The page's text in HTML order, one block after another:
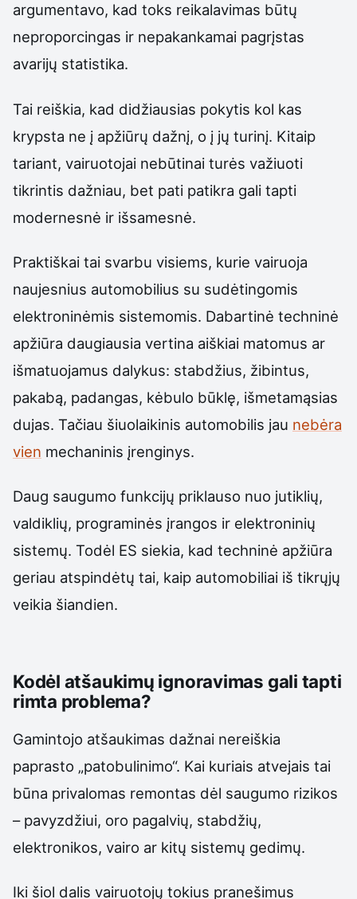
argumentavo, kad toks reikalavimas būtų
neproporcingas ir nepakankamai pagrįstas
avarijų statistika.
Tai reiškia, kad didžiausias pokytis kol kas
krypsta ne į apžiūrų dažnį, o į jų turinį. Kitaip
tariant, vairuotojai nebūtinai turės važiuoti
tikrintis dažniau, bet pati patikra gali tapti
modernesnė ir išsamesnė.
Praktiškai tai svarbu visiems, kurie vairuoja
naujesnius automobilius su sudėtingomis
elektroninėmis sistemomis. Dabartinė techninė
apžiūra daugiausia vertina aiškiai matomus ar
išmatuojamus dalykus: stabdžius, žibintus,
pakabą, padangas, kėbulo būklę, išmetamąsias
dujas. Tačiau šiuolaikinis automobilis jau nebėra
vien mechaninis įrenginys.
Daug saugumo funkcijų priklauso nuo jutiklių,
valdiklių, programinės įrangos ir elektroninių
sistemų. Todėl ES siekia, kad techninė apžiūra
geriau atspindėtų tai, kaip automobiliai iš tikrųjų
veikia šiandien.
Kodėl atšaukimų ignoravimas gali tapti
rimta problema?
Gamintojo atšaukimas dažnai nereiškia
paprasto „patobulinimo“. Kai kuriais atvejais tai
būna privalomas remontas dėl saugumo rizikos
– pavyzdžiui, oro pagalvių, stabdžių,
elektronikos, vairo ar kitų sistemų gedimų.
Iki šiol dalis vairuotojų tokius pranešimus